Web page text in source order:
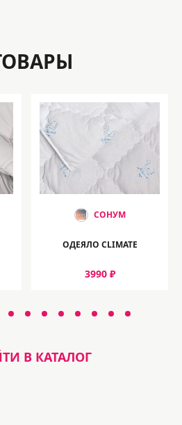
СОНУМ
ОДЕЯЛО CLIMATE
3990 ₽
В КАТАЛОГ